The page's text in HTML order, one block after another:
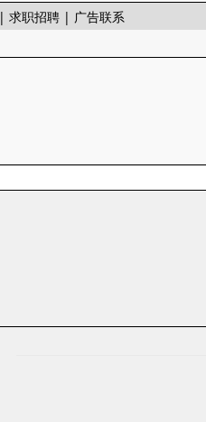
|求职招聘 | 广告联系